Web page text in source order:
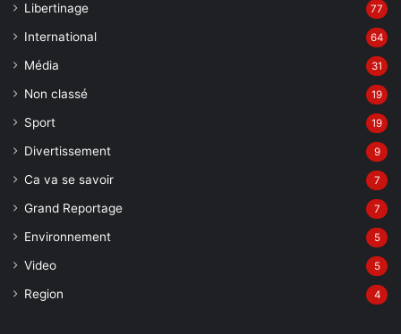
Libertinage 77
International 64
Média 31
Non classé 19
Sport 19
Divertissement 9
Ca va se savoir 7
Grand Reportage 7
Environnement 5
Video 5
Region 4